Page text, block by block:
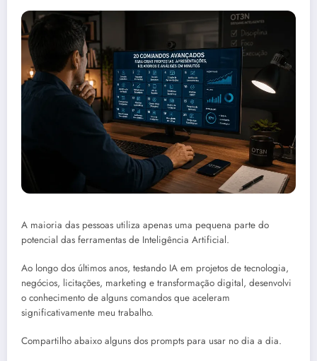
A maioria das pessoas utiliza apenas uma pequena parte do
potencial das ferramentas de Inteligência Artificial.
Ao longo dos últimos anos, testando IA em projetos de tecnologia,
negócios, licitações, marketing e transformação digital, desenvolvi
o conhecimento de alguns comandos que aceleram
significativamente meu trabalho.
Compartilho abaixo alguns dos prompts para usar no dia a dia.